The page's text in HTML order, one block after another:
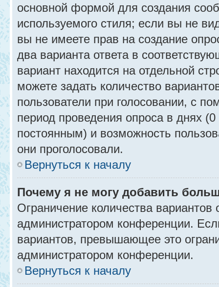
основной формой для создания
используемого стиля; если вы не
вы не имеете прав на создание
два варианта ответа в
вариант находится на отдельной
можете задать количество
пользователи при голосовании, с
период проведения опроса в днях (0
постоянным) и возможность
они проголосовали.
Вернуться к началу
Почему я не могу добавить
Ограничение количества вариантов
администратором конференции.
вариантов, превышающее это
администратором конференции.
Вернуться к началу